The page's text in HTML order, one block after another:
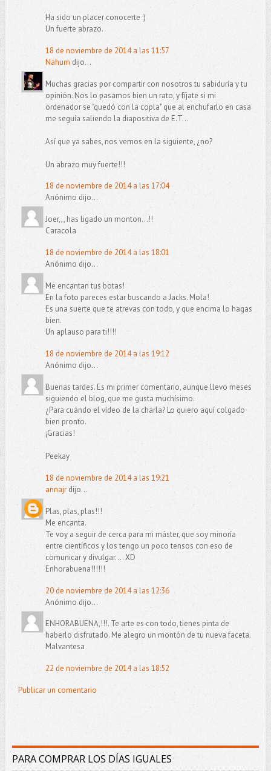
Ha sido un placer conocerte :)
Un fuerte abrazo.
18 de noviembre de 2014 a las 11:57
Nahum dijo...
Muchas gracias por compartir con nosotros tu sabiduría y tu
opinión. Nos lo pasamos bien un rato, y fíjate si mi
ordenador se "quedó con la copla" que al enchufarlo en casa
me seguía saliendo la diapositiva de E.T...
Así que ya sabes, nos vemos en la siguiente, ¿no?
Un abrazo muy fuerte!!!
18 de noviembre de 2014 a las 17:04
Anónimo dijo...
Joer,,, has ligado un monton...!!
Caracola
18 de noviembre de 2014 a las 18:01
Anónimo dijo...
Me encantan tus botas!
En la foto pareces estar buscando a Jacks. Mola!
Es una suerte que te atrevas con todo, y que encima lo hagas
bien.
Un aplauso para ti!!!!
18 de noviembre de 2014 a las 19:12
Anónimo dijo...
Buenas tardes. Es mi primer comentario, aunque llevo meses
siguiendo el blog, que me gusta muchísimo.
¿Para cuándo el vídeo de la charla? Lo quiero aquí colgado
bien pronto.
¡Gracias!
Peekay
18 de noviembre de 2014 a las 19:21
annajrdijo...
Plas, plas, plas!!!
Me encanta.
Te voy a seguir de cerca para mi máster, que soy minoría
entre científicos y los tengo un poco tensos con eso de
comunicar y divulgar.... XD
Enhorabuena!!!!!!
20 de noviembre de 2014 a las 12:36
Anónimo dijo...
ENHORABUENA,!!!. Te arte es con todo, tienes pinta de
haberlo disfrutado. Me alegro un montón de tu nueva faceta.
Malvantesa
22 de noviembre de 2014 a las 18:52
Publicar un comentario
PARA COMPRAR LOS DÍAS IGUALES